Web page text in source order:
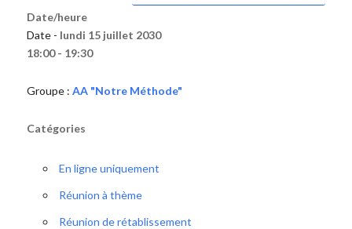
Date/heure
Date - lundi 15 juillet 2030
18:00 - 19:30
Groupe : AA "Notre Méthode"
Catégories
En ligne uniquement
Réunion à thème
Réunion de rétablissement